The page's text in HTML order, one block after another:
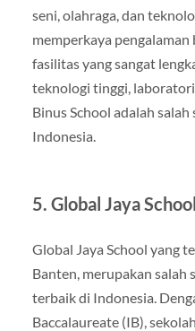
seni, olahraga, dan
memperkaya pengalaman
fasilitas yang sangat
teknologi tinggi,
Binus School adalah
Indonesia.
5. Global Jaya School
Global Jaya School yang
Banten, merupakan salah
terbaik di Indonesia.
Baccalaureate (IB),